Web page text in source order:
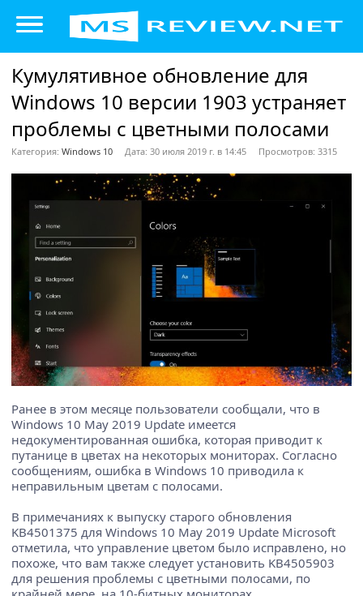
Кумулятивное обновление для
Windows 10 версии 1903 устраняет
проблемы с цветными полосами
Категория: Windows 10 Дата: 30 июля 2019 г. в 14:45 Просмотров: 3315
Ранее в этом месяце пользователи сообщали, что в
Windows 10 May 2019 Update имеется
недокументированная ошибка, которая приводит к
путанице в цветах на некоторых мониторах. Согласно
сообщениям, ошибка в Windows 10 приводила к
неправильным цветам с полосами.
В примечаниях к выпуску старого обновления
KB4501375 для Windows 10 May 2019 Update Microsoft
отметила, что управление цветом было исправлено, но
похоже, что вам также следует установить KB4505903
для решения проблемы с цветными полосами, по